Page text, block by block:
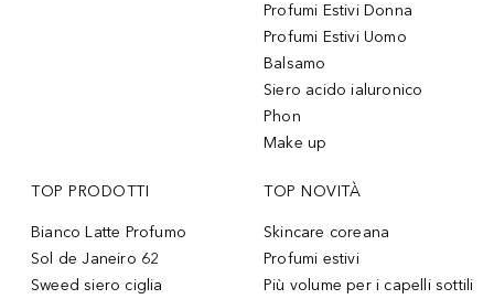
Profumi Estivi Donna
Profumi Estivi Uomo
Balsamo
Siero acido ialuronico
Phon
Make up
TOP PRODOTTI
Bianco Latte Profumo
Sol de Janeiro 62
Sweed siero ciglia
TOP NOVITÀ
Skincare coreana
Profumi estivi
Più volume per i capelli sottili